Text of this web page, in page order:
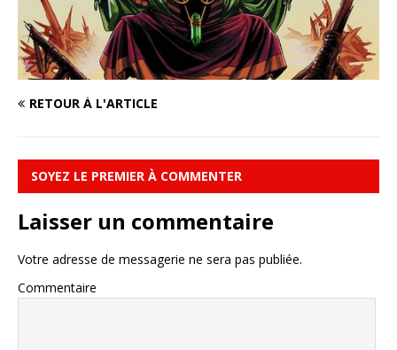
RETOUR À L'ARTICLE
SOYEZ LE PREMIER À COMMENTER
Laisser un commentaire
Votre adresse de messagerie ne sera pas publiée.
Commentaire